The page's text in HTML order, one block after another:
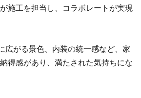
施工を担当し、コラボレートが実現
広がる景色、内装の統一感など、家
得感があり、満たされた気持ちにな